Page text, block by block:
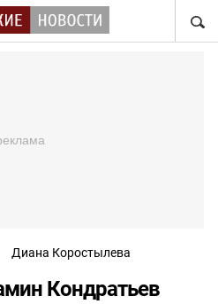
Диана Коростылева
Кондратьев